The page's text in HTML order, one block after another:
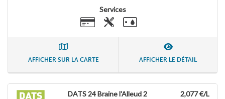
Services
AFFICHER SUR LA CARTE AFFICHER LE DÉTAIL
DATS 24 Braine l'Alleud 2
2,077 €/L